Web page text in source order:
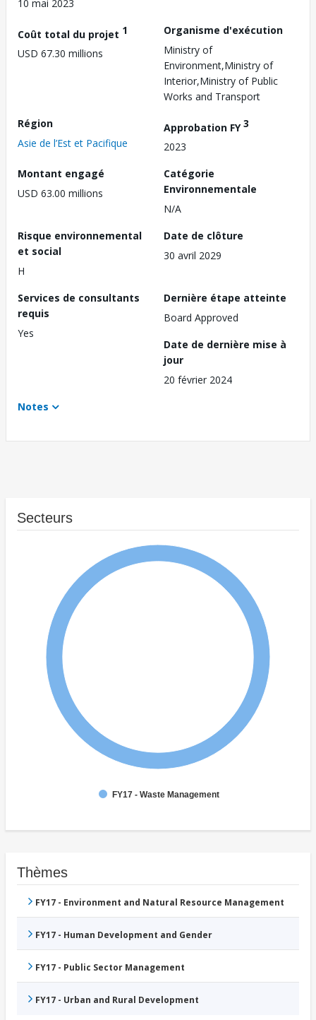
10 mai 2023
Coût total du projet 1
USD 67.30 millions
Organisme d'exécution
Ministry of
Environment,Ministry of
Interior,Ministry of Public
Works and Transport
Région
Asie de l’Est et Pacifique
Approbation FY3
2023
Montant engagé
USD 63.00 millions
Catégorie
Environnementale
N/A
Risque environnemental
et social
H
Date de clôture
30 avril 2029
Services de consultants
requis
Yes
Dernière étape atteinte
Board Approved
Date de dernière mise à
jour
20 février 2024
Notes
Secteurs
FY17 - Waste Management
Thèmes
FY17 - Environment and Natural Resource Management
FY17 - Human Development and Gender
FY17 - Public Sector Management
FY17 - Urban and Rural Development